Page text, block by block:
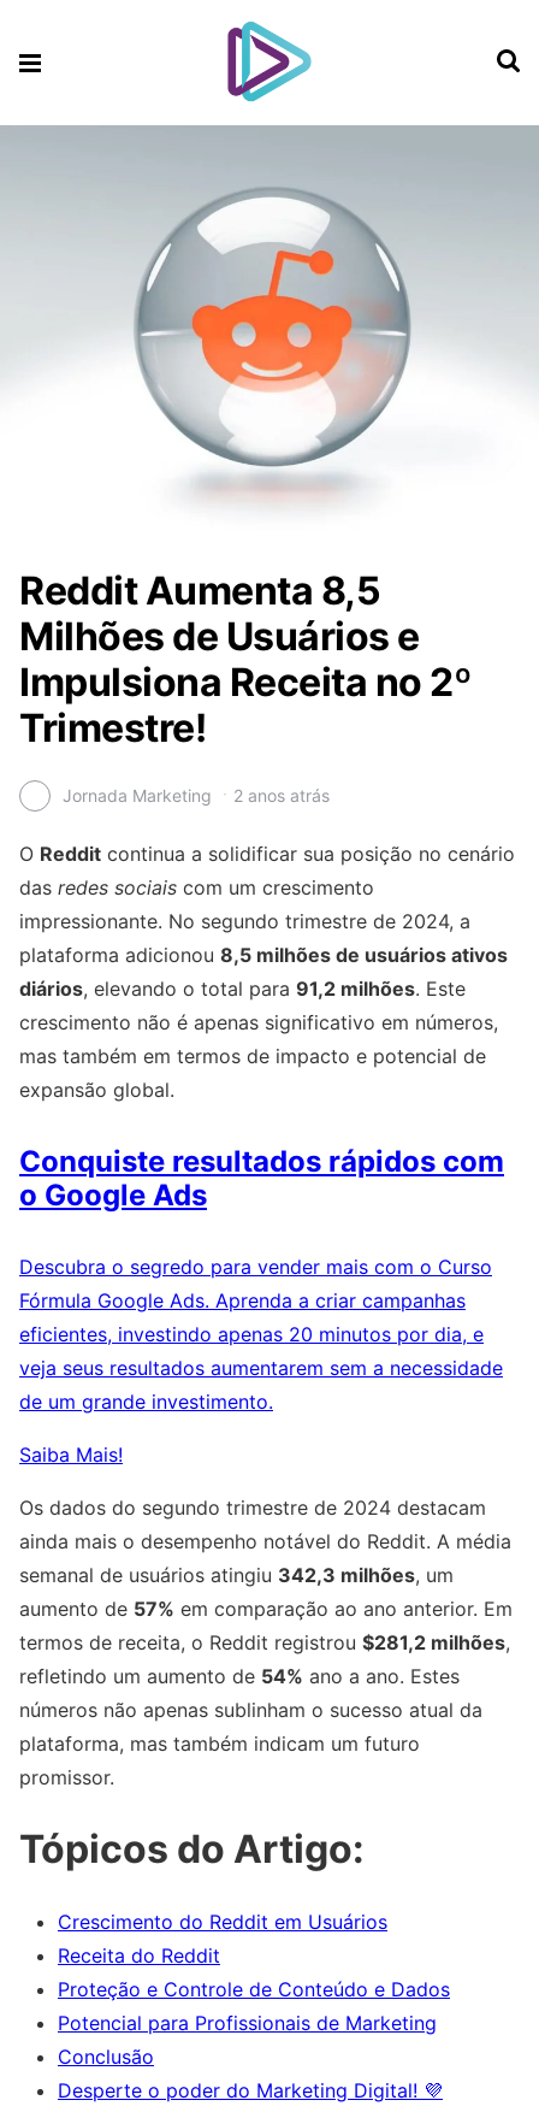
Reddit Aumenta 8,5
Milhões de Usuários e
Impulsiona Receita no 2º
Trimestre!
Jornada Marketing 2 anos atrás
O Reddit continua a solidificar sua posição no cenário
das redes sociais com um crescimento
impressionante. No segundo trimestre de 2024, a
plataforma adicionou 8,5 milhões de usuários ativos
diários, elevando o total para 91,2 milhões. Este
crescimento não é apenas significativo em números,
mas também em termos de impacto e potencial de
expansão global.
Conquiste resultados rápidos com
o Google Ads
Descubra o segredo para vender mais com o Curso
Fórmula Google Ads. Aprenda a criar campanhas
eficientes, investindo apenas 20 minutos por dia, e
veja seus resultados aumentarem sem a necessidade
de um grande investimento.
Saiba Mais!
Os dados do segundo trimestre de 2024 destacam
ainda mais o desempenho notável do Reddit. A média
semanal de usuários atingiu 342,3 milhões, um
aumento de 57% em comparação ao ano anterior. Em
termos de receita, o Reddit registrou $281,2 milhões,
refletindo um aumento de 54% ano a ano. Estes
números não apenas sublinham o sucesso atual da
plataforma, mas também indicam um futuro
promissor.
Tópicos do Artigo:
Crescimento do Reddit em Usuários
Receita do Reddit
Proteção e Controle de Conteúdo e Dados
Potencial para Profissionais de Marketing
Conclusão
Desperte o poder do Marketing Digital! 💜